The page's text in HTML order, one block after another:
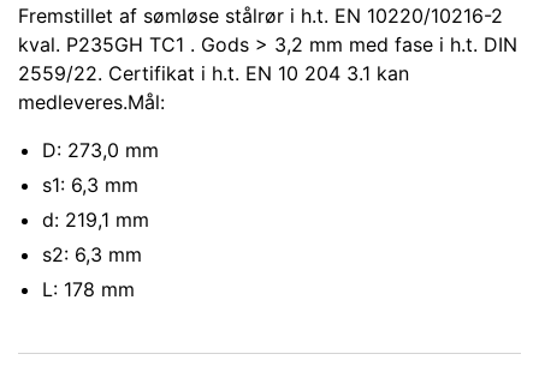
Fremstillet af sømløse stålrør i h.t. EN 10220/10216-2
kval. P235GH TC1 . Gods > 3,2 mm med fase i h.t. DIN
2559/22. Certifikat i h.t. EN 10 204 3.1 kan
medleveres.Mål:
D: 273,0 mm
s1: 6,3 mm
d: 219,1 mm
s2: 6,3 mm
L: 178 mm